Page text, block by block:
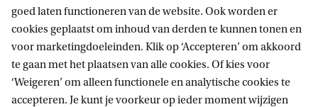
Campusontwikkeling
Volg ons op sociale media
goed laten functioneren van de website. Ook worden er
cookies geplaatst om inhoud van derden te kunnen tonen en
voor marketingdoeleinden. Klik op ‘Accepteren’ om akkoord
te gaan met het plaatsen van alle cookies. Of kies voor
‘Weigeren’ om alleen functionele en analytische cookies te
accepteren. Je kunt je voorkeur op ieder moment wijzigen